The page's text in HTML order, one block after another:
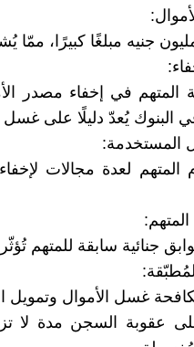
المتهم في إخفاء مصدر
البنوك يُعدّ دليلًا على غسل
المتهم لعدة مجالات
جنائية سابقة للمتهم
غسل الأموال وتمويل الإرهاب